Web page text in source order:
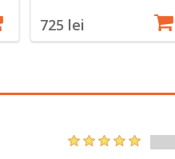
725 lei